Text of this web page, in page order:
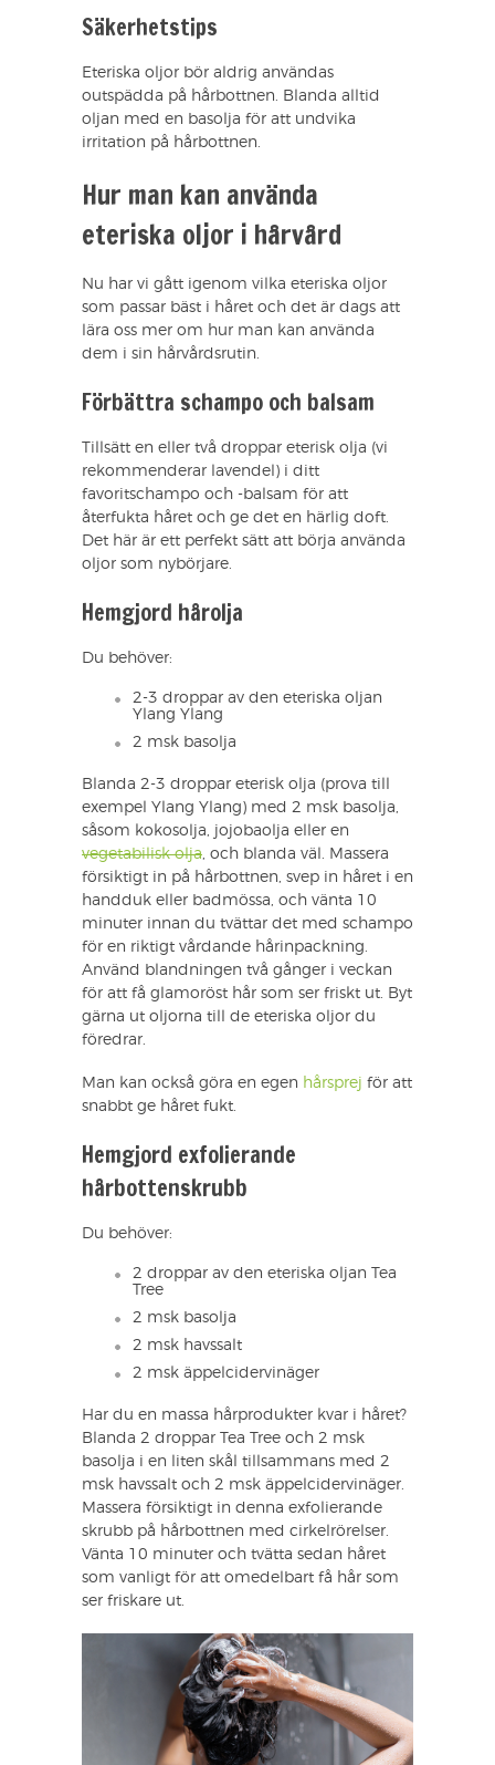
Säkerhetstips
Eteriska oljor bör aldrig användas
outspädda på hårbottnen. Blanda alltid
oljan med en basolja för att undvika
irritation på hårbottnen.
Hur man kan använda
eteriska oljor i hårvård
Nu har vi gått igenom vilka eteriska oljor
som passar bäst i håret och det är dags att
lära oss mer om hur man kan använda
dem i sin hårvårdsrutin.
Förbättra schampo och balsam
Tillsätt en eller två droppar eterisk olja (vi
rekommenderar lavendel) i ditt
favoritschampo och -balsam för att
återfukta håret och ge det en härlig doft.
Det här är ett perfekt sätt att börja använda
oljor som nybörjare.
Hemgjord hårolja
Du behöver:
2-3 droppar av den eteriska oljan
Ylang Ylang
2 msk basolja
Blanda 2-3 droppar eterisk olja (prova till
exempel Ylang Ylang) med 2 msk basolja,
såsom kokosolja, jojobaolja eller en
vegetabilisk olja, och blanda väl. Massera
försiktigt in på hårbottnen, svep in håret i en
handduk eller badmössa, och vänta 10
minuter innan du tvättar det med schampo
för en riktigt vårdande hårinpackning.
Använd blandningen två gånger i veckan
för att få glamoröst hår som ser friskt ut. Byt
gärna ut oljorna till de eteriska oljor du
föredrar.
Man kan också göra en egen hårsprej för att
snabbt ge håret fukt.
Hemgjord exfolierande
hårbottenskrubb
Du behöver:
2 droppar av den eteriska oljan Tea
Tree
2 msk basolja
2 msk havssalt
2 msk äppelcidervinäger
Har du en massa hårprodukter kvar i håret?
Blanda 2 droppar Tea Tree och 2 msk
basolja i en liten skål tillsammans med 2
msk havssalt och 2 msk äppelcidervinäger.
Massera försiktigt in denna exfolierande
skrubb på hårbottnen med cirkelrörelser.
Vänta 10 minuter och tvätta sedan håret
som vanligt för att omedelbart få hår som
ser friskare ut.